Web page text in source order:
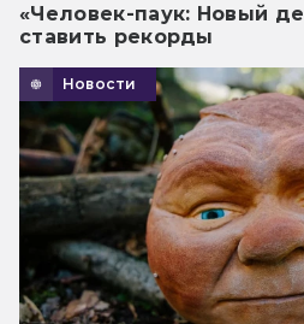
«Человек-паук: Новый
ставить рекорды
Новости